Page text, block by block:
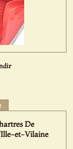
De
et-Vilaine